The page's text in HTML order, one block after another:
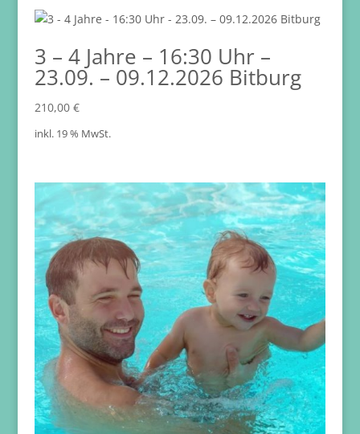
3 – 4 Jahre – 16:30 Uhr –
23.09. – 09.12.2026 Bitburg
210,00 €
inkl. 19 % MwSt.